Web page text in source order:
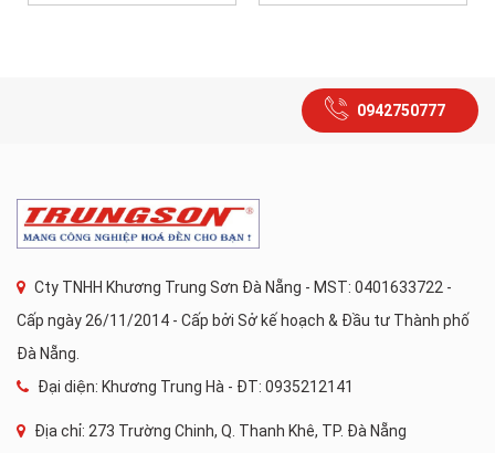
0942750777
Cty TNHH Khương Trung Sơn Đà Nẵng - MST: 0401633722 -
Cấp ngày 26/11/2014 - Cấp bởi Sở kế hoạch & Đầu tư Thành phố
Đà Nẵng.
Đại diện: Khương Trung Hà - ĐT: 0935212141
Địa chỉ: 273 Trường Chinh, Q. Thanh Khê, TP. Đà Nẵng